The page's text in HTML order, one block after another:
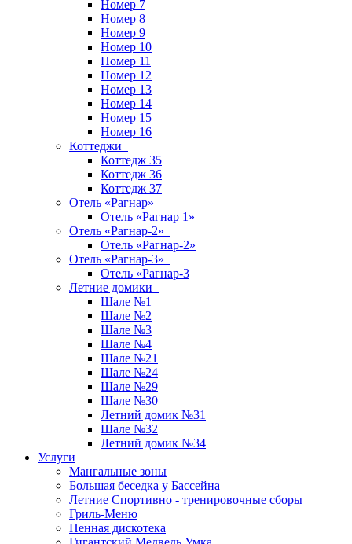
Номер 7
Номер 8
Номер 9
Номер 10
Номер 11
Номер 12
Номер 13
Номер 14
Номер 15
Номер 16
Коттеджи
Коттедж 35
Коттедж 36
Коттедж 37
Отель «Рагнар»
Отель «Рагнар 1»
Отель «Рагнар-2»
Отель «Рагнар-2»
Отель «Рагнар-3»
Отель «Рагнар-3
Летние домики
Шале №1
Шале №2
Шале №3
Шале №4
Шале №21
Шале №24
Шале №29
Шале №30
Летний домик №31
Шале №32
Летний домик №34
Услуги
Мангальные зоны
Большая беседка у Бассейна
Летние Спортивно - тренировочные сборы
Гриль-Меню
Пенная дискотека